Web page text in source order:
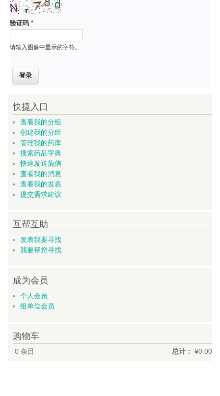
验证码 *
请输入图像中显示的字符。
快捷入口
查看我的分组
创建我的分组
管理我的药库
搜索药品字典
快速发送旎信
查看我的消息
查看我的发表
提交需求建议
互帮互助
发表我要寻找
我要帮您寻找
成为会员
个人会员
组单位会员
购物车
0条目 总计： ¥0.00